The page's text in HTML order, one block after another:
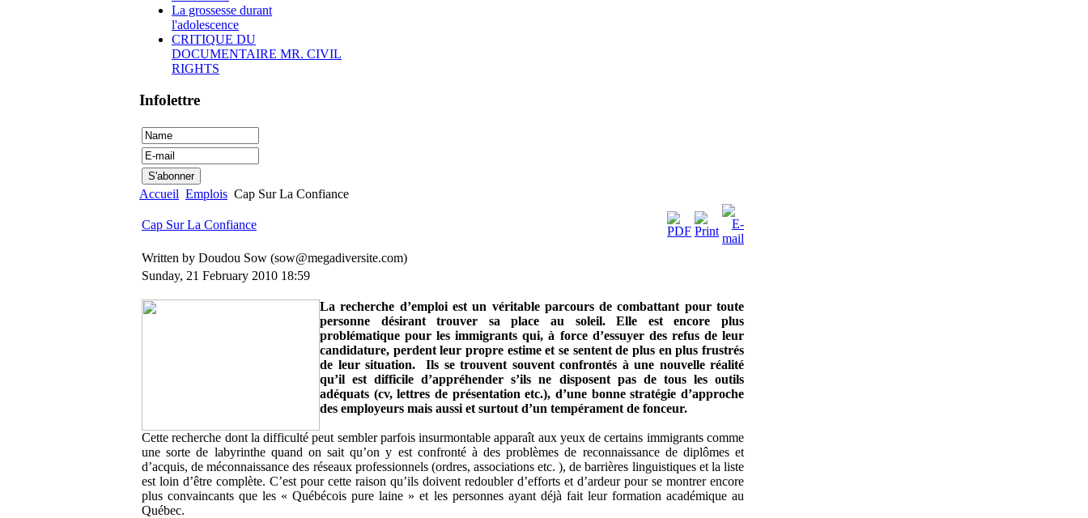
La grossesse durant
l'adolescence
CRITIQUE DU
DOCUMENTAIRE MR. CIVIL
RIGHTS
Infolettre
Accueil Emplois Cap Sur La Confiance
Cap Sur La Confiance
Written by Doudou Sow (sow@megadiversite.com)
Sunday, 21 February 2010 18:59
La recherche d’emploi est un véritable parcours de combattant pour toute
personne désirant trouver sa place au soleil. Elle est encore plus
problématique pour les immigrants qui, à force d’essuyer des refus de leur
candidature, perdent leur propre estime et se sentent de plus en plus frustrés
de leur situation. Ils se trouvent souvent confrontés à une nouvelle réalité
qu’il est difficile d’appréhender s’ils ne disposent pas de tous les outils
adéquats (cv, lettres de présentation etc.), d’une bonne stratégie d’approche
des employeurs mais aussi et surtout d’un tempérament de fonceur.
Cette recherche dont la difficulté peut sembler parfois insurmontable apparaît aux yeux de certains immigrants comme
une sorte de labyrinthe quand on sait qu’on y est confronté à des problèmes de reconnaissance de diplômes et
d’acquis, de méconnaissance des réseaux professionnels (ordres, associations etc. ), de barrières linguistiques et la liste
est loin d’être complète. C’est pour cette raison qu’ils doivent redoubler d’efforts et d’ardeur pour se montrer encore
plus convaincants que les « Québécois pure laine » et les personnes ayant déjà fait leur formation académique au
Québec.